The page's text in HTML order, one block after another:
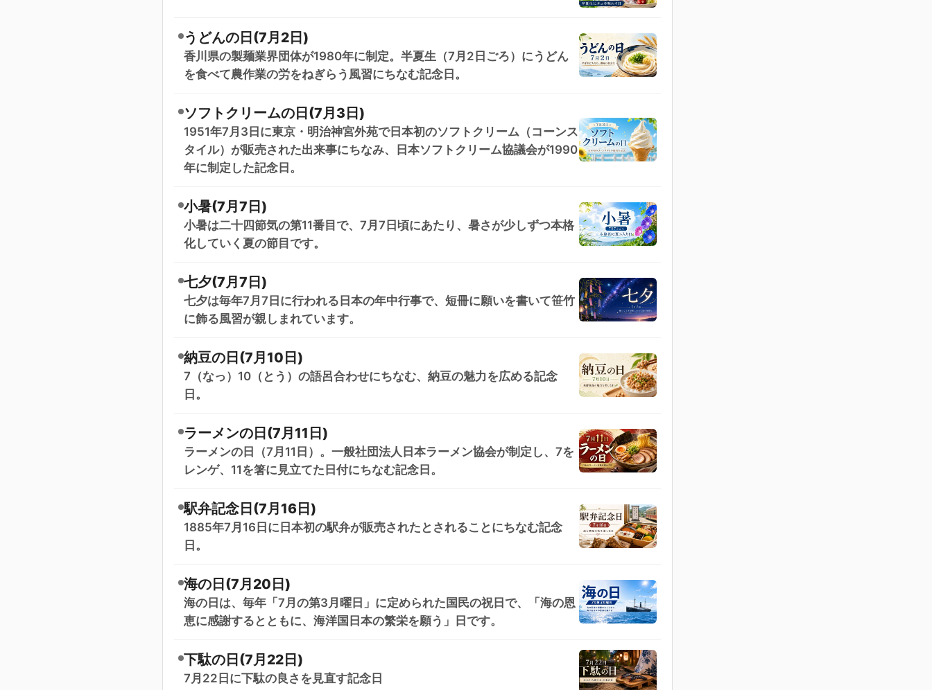
うどんの日(7月2日)
香川県の製麺業界団体が1980年に制定。半夏生（7月2日ごろ）にうどん
を食べて農作業の労をねぎらう風習にちなむ記念日。
ソフトクリームの日(7月3日)
1951年7月3日に東京・明治神宮外苑で日本初のソフトクリーム（コーンス
タイル）が販売された出来事にちなみ、日本ソフトクリーム協議会が1990
年に制定した記念日。
小暑(7月7日)
小暑は二十四節気の第11番目で、7月7日頃にあたり、暑さが少しずつ本格
化していく夏の節目です。
七夕(7月7日)
七夕は毎年7月7日に行われる日本の年中行事で、短冊に願いを書いて笹竹
に飾る風習が親しまれています。
納豆の日(7月10日)
7（なっ）10（とう）の語呂合わせにちなむ、納豆の魅力を広める記念
日。
ラーメンの日(7月11日)
ラーメンの日（7月11日）。一般社団法人日本ラーメン協会が制定し、7を
レンゲ、11を箸に見立てた日付にちなむ記念日。
駅弁記念日(7月16日)
1885年7月16日に日本初の駅弁が販売されたとされることにちなむ記念
日。
海の日(7月20日)
海の日は、毎年「7月の第3月曜日」に定められた国民の祝日で、「海の恩
恵に感謝するとともに、海洋国日本の繁栄を願う」日です。
下駄の日(7月22日)
7月22日に下駄の良さを見直す記念日